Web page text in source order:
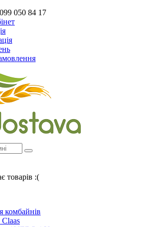
050 84 17
товарів :(
комбайнів